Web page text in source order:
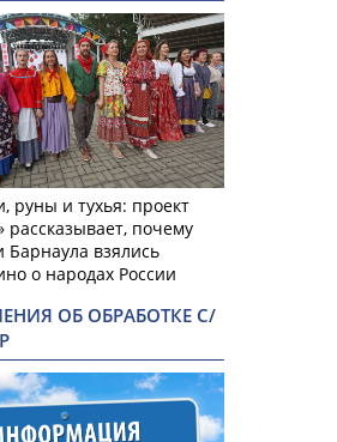
руны и тухья: проект
рассказывает, почему
Барнаула взялись
о народах России
ОБ ОБРАБОТКЕ С/